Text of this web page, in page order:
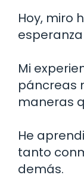
Hoy, miro
Mi
páncreas
maneras
He
tanto
demás.